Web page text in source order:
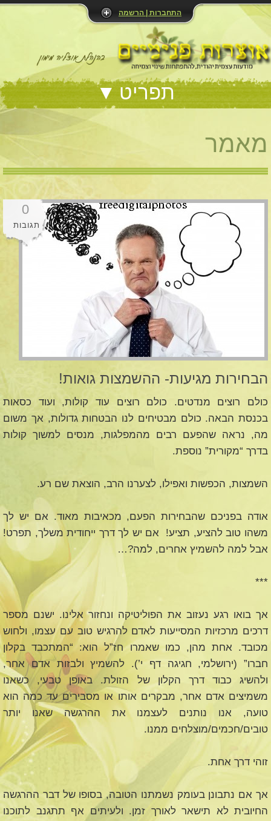
התחברות | הרשמה
תפריט
מאמר
הבחירות מגיעות- ההשמצות גואות!
כולם רוצים מנדטים. כולם רוצים עוד קולות, ועוד כסאות
בכנסת הבאה. כולם מבטיחים לנו הבטחות גדולות, אך משום
מה, נראה שהפעם רבים מהמפלגות, מנסים למשוך קולות
בדרך “מקורית” נוספת.
השמצות, הכפשות ואפילו, לצערנו הרב, הוצאת שם רע.
אודה בפניכם שהבחירות הפעם, מכאיבות מאוד. אם יש לך
משהו טוב להציע, תציע! אם יש לך דרך ייחודית משלך, תפרט!
אבל למה להשמיץ אחרים, למה?…
***
אך בואו רגע נעזוב את הפוליטיקה ונחזור אלינו. ישנם מספר
דרכים מרכזיות המסייעות לאדם להרגיש טוב עם עצמו, ולחוש
מכובד. אחת מהן, כמו שאמרו חז”ל הוא: “המתכבד בקלון
חברו” (ירושלמי, חגיגה דף י’). להשמיץ ולבזות אדם אחר,
ולהשיג כבוד דרך הקלון של הזולת. באופן טבעי, כשאנו
משמיצים אדם אחר, מבקרים אותו או מסבירים עד כמה הוא
טועה, אנו נותנים לעצמנו את ההרגשה שאנו יותר
טובים/חכמים/מוצלחים ממנו.
זוהי דרך אחת.
אך אם נתבונן בעומק נשמתנו הטובה, בסופו של דבר ההרגשה
החיובית לא תישאר לאורך זמן. ולעיתים אף תתגנב לתוכנו
0
תגובות